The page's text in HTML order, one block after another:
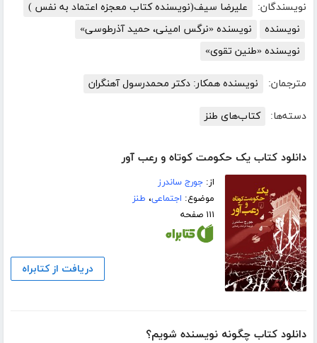
نویسندگان:
علیرضا سیف(نویسنده کتاب معجزه اعتماد به نفس )
نویسنده
نویسنده «نرگس امینی، حمید آذرطوسی»
نویسنده «طنین تقوی»
مترجمان: نویسنده همکار: دکتر محمدرسول آهنگران
دسته‌ها: کتاب‌های طنز
دانلود کتاب یک حکومت کوتاه و رعب آور
از:جورج ساندرز
موضوع: اجتماعی، طنز
۱۱۱ صفحه
دریافت از کتابراه
دانلود کتاب چگونه نویسنده شویم؟